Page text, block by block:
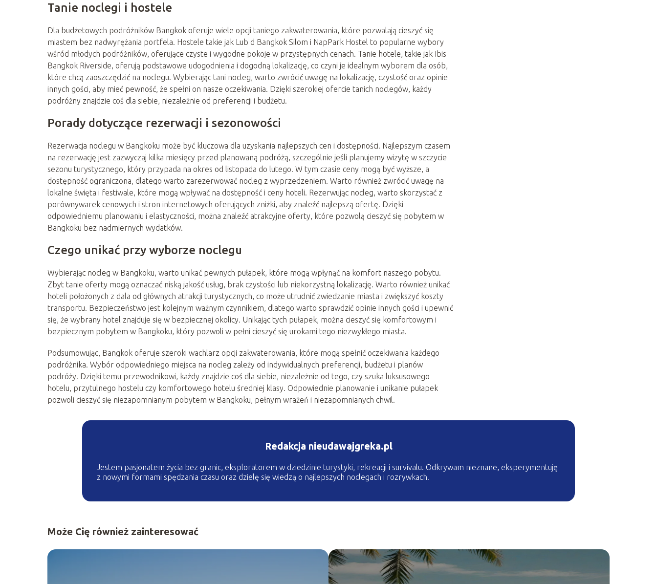
Tanie noclegi i hostele
Dla budżetowych podróżników Bangkok oferuje wiele opcji taniego zakwaterowania, które pozwalają cieszyć się
miastem bez nadwyrężania portfela. Hostele takie jak Lub d Bangkok Silom i NapPark Hostel to popularne wybory
wśród młodych podróżników, oferujące czyste i wygodne pokoje w przystępnych cenach. Tanie hotele, takie jak Ibis
Bangkok Riverside, oferują podstawowe udogodnienia i dogodną lokalizację, co czyni je idealnym wyborem dla osób,
które chcą zaoszczędzić na noclegu. Wybierając tani nocleg, warto zwrócić uwagę na lokalizację, czystość oraz opinie
innych gości, aby mieć pewność, że spełni on nasze oczekiwania. Dzięki szerokiej ofercie tanich noclegów, każdy
podróżny znajdzie coś dla siebie, niezależnie od preferencji i budżetu.
Porady dotyczące rezerwacji i sezonowości
Rezerwacja noclegu w Bangkoku może być kluczowa dla uzyskania najlepszych cen i dostępności. Najlepszym czasem
na rezerwację jest zazwyczaj kilka miesięcy przed planowaną podróżą, szczególnie jeśli planujemy wizytę w szczycie
sezonu turystycznego, który przypada na okres od listopada do lutego. W tym czasie ceny mogą być wyższe, a
dostępność ograniczona, dlatego warto zarezerwować nocleg z wyprzedzeniem. Warto również zwrócić uwagę na
lokalne święta i festiwale, które mogą wpływać na dostępność i ceny hoteli. Rezerwując nocleg, warto skorzystać z
porównywarek cenowych i stron internetowych oferujących zniżki, aby znaleźć najlepszą ofertę. Dzięki
odpowiedniemu planowaniu i elastyczności, można znaleźć atrakcyjne oferty, które pozwolą cieszyć się pobytem w
Bangkoku bez nadmiernych wydatków.
Czego unikać przy wyborze noclegu
Wybierając nocleg w Bangkoku, warto unikać pewnych pułapek, które mogą wpłynąć na komfort naszego pobytu.
Zbyt tanie oferty mogą oznaczać niską jakość usług, brak czystości lub niekorzystną lokalizację. Warto również unikać
hoteli położonych z dala od głównych atrakcji turystycznych, co może utrudnić zwiedzanie miasta i zwiększyć koszty
transportu. Bezpieczeństwo jest kolejnym ważnym czynnikiem, dlatego warto sprawdzić opinie innych gości i upewnić
się, że wybrany hotel znajduje się w bezpiecznej okolicy. Unikając tych pułapek, można cieszyć się komfortowym i
bezpiecznym pobytem w Bangkoku, który pozwoli w pełni cieszyć się urokami tego niezwykłego miasta.
Podsumowując, Bangkok oferuje szeroki wachlarz opcji zakwaterowania, które mogą spełnić oczekiwania każdego
podróżnika. Wybór odpowiedniego miejsca na nocleg zależy od indywidualnych preferencji, budżetu i planów
podróży. Dzięki temu przewodnikowi, każdy znajdzie coś dla siebie, niezależnie od tego, czy szuka luksusowego
hotelu, przytulnego hostelu czy komfortowego hotelu średniej klasy. Odpowiednie planowanie i unikanie pułapek
pozwoli cieszyć się niezapomnianym pobytem w Bangkoku, pełnym wrażeń i niezapomnianych chwil.
Redakcja nieudawajgreka.pl
Jestem pasjonatem życia bez granic, eksploratorem w dziedzinie turystyki, rekreacji i survivalu. Odkrywam nieznane, eksperymentuję
z nowymi formami spędzania czasu oraz dzielę się wiedzą o najlepszych noclegach i rozrywkach.
Może Cię również zainteresować